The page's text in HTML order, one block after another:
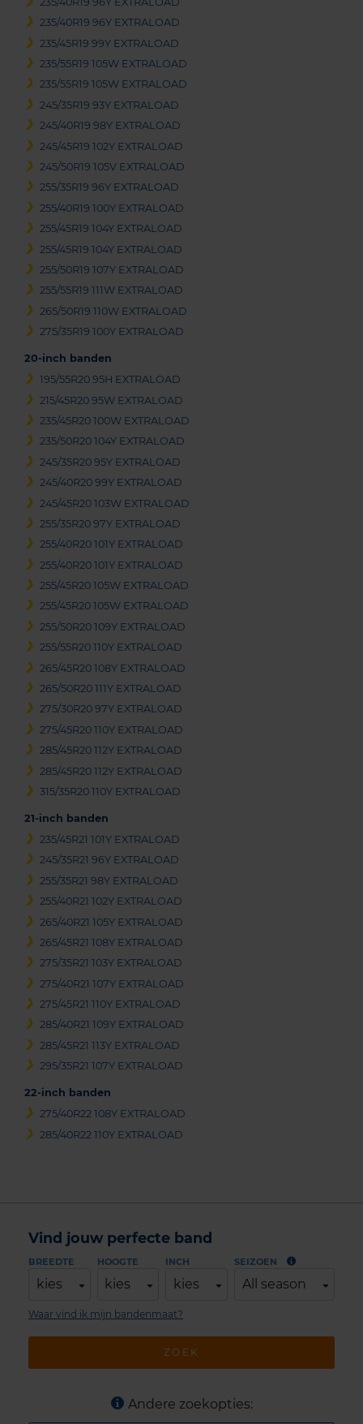
235/40R19 96Y EXTRALOAD
235/45R19 99Y EXTRALOAD
235/55R19 105W EXTRALOAD
235/55R19 105W EXTRALOAD
245/35R19 93Y EXTRALOAD
245/40R19 98Y EXTRALOAD
245/45R19 102Y EXTRALOAD
245/50R19 105V EXTRALOAD
255/35R19 96Y EXTRALOAD
255/40R19 100Y EXTRALOAD
255/45R19 104Y EXTRALOAD
255/45R19 104Y EXTRALOAD
255/50R19 107Y EXTRALOAD
255/55R19 111W EXTRALOAD
265/50R19 110W EXTRALOAD
275/35R19 100Y EXTRALOAD
20-inch banden
195/55R20 95H EXTRALOAD
215/45R20 95W EXTRALOAD
235/45R20 100W EXTRALOAD
235/50R20 104Y EXTRALOAD
245/35R20 95Y EXTRALOAD
245/40R20 99Y EXTRALOAD
245/45R20 103W EXTRALOAD
255/35R20 97Y EXTRALOAD
255/40R20 101Y EXTRALOAD
255/40R20 101Y EXTRALOAD
255/45R20 105W EXTRALOAD
255/45R20 105W EXTRALOAD
255/50R20 109Y EXTRALOAD
255/55R20 110Y EXTRALOAD
265/45R20 108Y EXTRALOAD
265/50R20 111Y EXTRALOAD
275/30R20 97Y EXTRALOAD
275/45R20 110Y EXTRALOAD
285/45R20 112Y EXTRALOAD
285/45R20 112Y EXTRALOAD
315/35R20 110Y EXTRALOAD
21-inch banden
235/45R21 101Y EXTRALOAD
245/35R21 96Y EXTRALOAD
255/35R21 98Y EXTRALOAD
255/40R21 102Y EXTRALOAD
265/40R21 105Y EXTRALOAD
265/45R21 108Y EXTRALOAD
275/35R21 103Y EXTRALOAD
275/40R21 107Y EXTRALOAD
275/45R21 110Y EXTRALOAD
285/40R21 109Y EXTRALOAD
285/45R21 113Y EXTRALOAD
295/35R21 107Y EXTRALOAD
22-inch banden
275/40R22 108Y EXTRALOAD
285/40R22 110Y EXTRALOAD
Vind jouw perfecte band
BREEDTE
kies
HOOGTE
kies
INCH
kies
SEIZOEN
All season
ZOEK
Waar vind ik mijn bandenmaat?
Andere zoekopties: